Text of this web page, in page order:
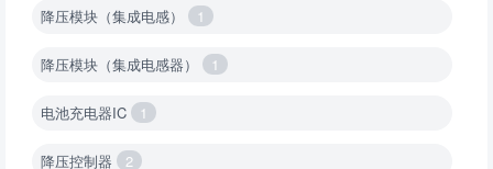
降压模块（集成电感） 1
降压模块（集成电感器） 1
电池充电器IC 1
降压控制器 2